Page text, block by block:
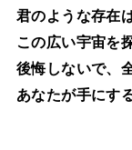
君のような存在
この広い宇宙を
後悔しないで、
あなたが手にす